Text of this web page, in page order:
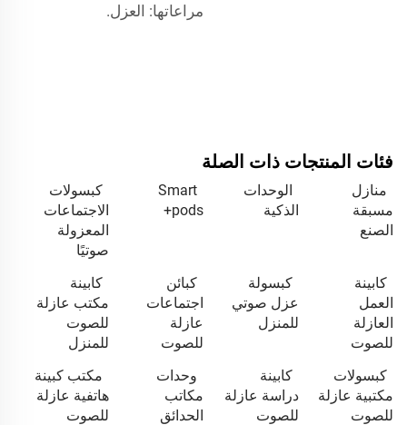
مراعاتها: العزل.
فئات المنتجات ذات الصلة
منازل
مسبقة
الصنع
الوحدات
الذكية
Smart
pods+
كبسولات
الاجتماعات
المعزولة
صوتيًا
كابينة
العمل
العازلة
للصوت
كبسولة
عزل صوتي
للمنزل
كبائن
اجتماعات
عازلة
للصوت
كابينة
مكتب عازلة
للصوت
للمنزل
كبسولات
مكتبية عازلة
للصوت
كابينة
دراسة عازلة
للصوت
وحدات
مكاتب
الحدائق
مكتب كبينة
هاتفية عازلة
للصوت